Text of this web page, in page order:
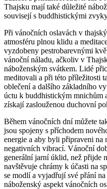
Thajsku mají také důležité
souvisejí s buddhistickými
Při vánočních oslavách v
atmosféru plnou klidu a
vyzdobeny pestrobarevnými
vánoční náladu, ačkoliv v
náboženským svátkem. Lidé
meditovali a při této příležitosti
oblečení a dalšího základního
úctu k buddhistickým mnichům
získají zaslouženou duchovní
Během vánočních dní můžete
jsou spojeny s příchodem
energie a aby byli připraveni na
negativních vibrací. Vánoční
generální jarní úklid, než přijde
navštěvuje chrámy k účasti na
se modlí a vyjadřují své přání
náboženský aspekt vánočních